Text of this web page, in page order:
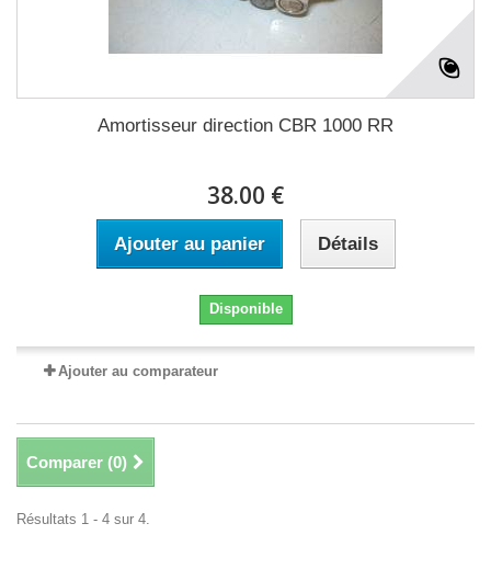
Amortisseur direction CBR 1000 RR
38.00 €
Ajouter au panier Détails
Disponible
Ajouter au comparateur
Comparer (0)
Résultats 1 - 4 sur 4.